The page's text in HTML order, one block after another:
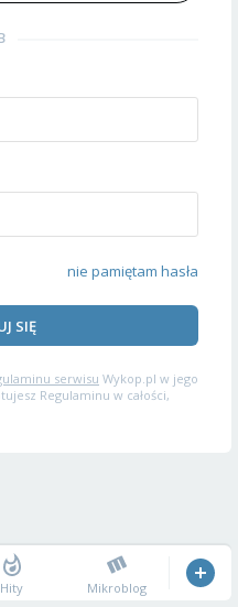
nie pamiętam hasła
SIĘ
serwisu Wykop.pl w jego
Regulaminu w całości,
Hity Mikroblog